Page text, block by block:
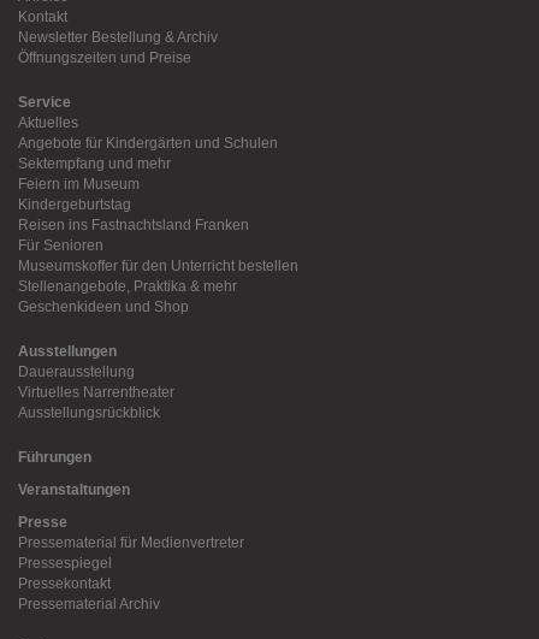
Kontakt
Newsletter Bestellung & Archiv
Öffnungszeiten und Preise
Service
Aktuelles
Angebote für Kindergärten und Schulen
Sektempfang und mehr
Feiern im Museum
Kindergeburtstag
Reisen ins Fastnachtsland Franken
Für Senioren
Museumskoffer für den Unterricht bestellen
Stellenangebote, Praktika & mehr
Geschenkideen und Shop
Ausstellungen
Dauerausstellung
Virtuelles Narrentheater
Ausstellungsrückblick
Führungen
Veranstaltungen
Presse
Pressematerial für Medienvertreter
Pressespiegel
Pressekontakt
Pressematerial Archiv